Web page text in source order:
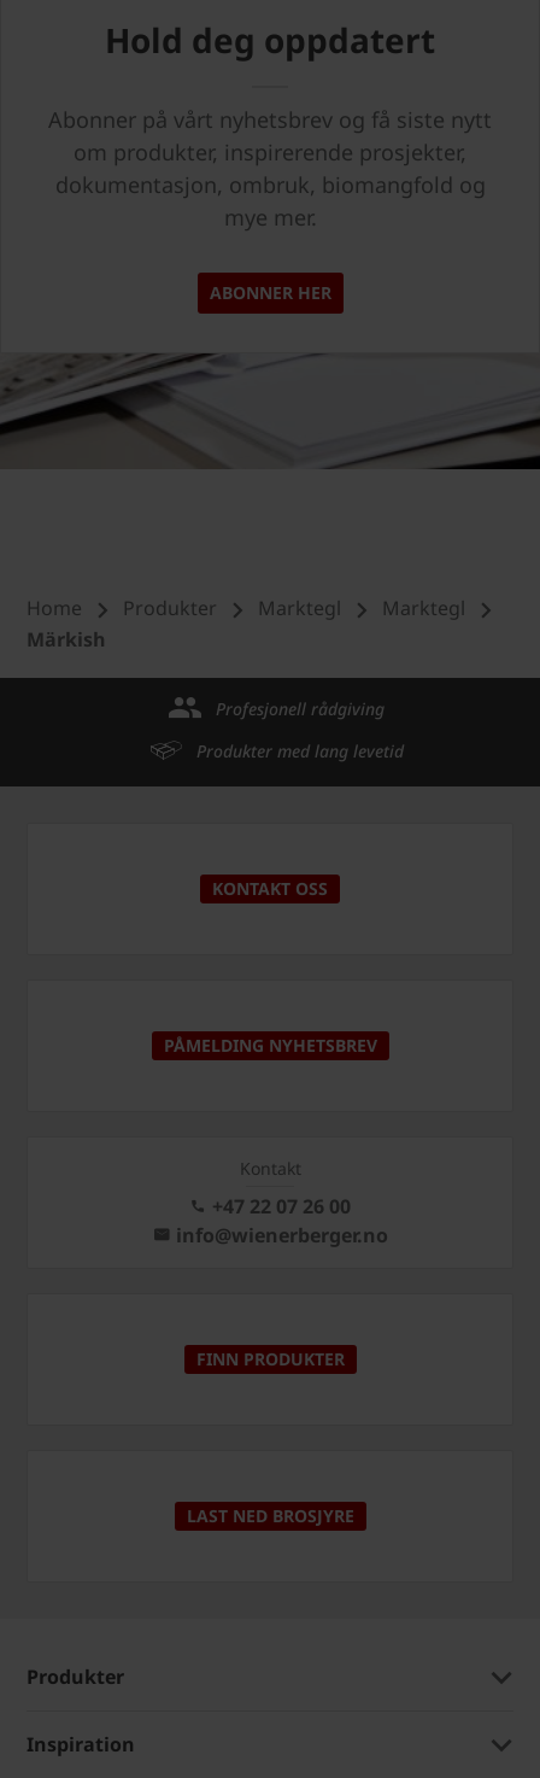
Hold deg oppdatert
Abonner på vårt nyhetsbrev og få siste nytt
om produkter, inspirerende prosjekter,
dokumentasjon, ombruk, biomangfold og
mye mer.
ABONNER HER
Home Produkter Marktegl
Marktegl
Märkish
Profesjonell rådgiving
Produkter med lang levetid
KONTAKT OSS
PÅMELDING NYHETSBREV
Kontakt
+47 22 07 26 00
info@wienerberger.no
FINN PRODUKTER
LAST NED BROSJYRE
Produkter
Inspiration